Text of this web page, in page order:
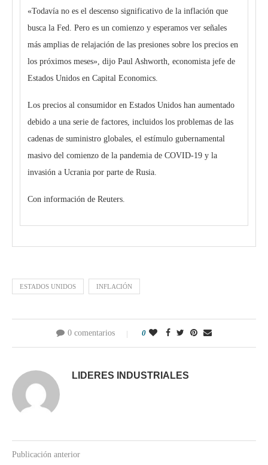
«Todavía no es el descenso significativo de la inflación que
busca la Fed. Pero es un comienzo y esperamos ver señales
más amplias de relajación de las presiones sobre los precios en
los próximos meses», dijo Paul Ashworth, economista jefe de
Estados Unidos en Capital Economics.
Los precios al consumidor en Estados Unidos han aumentado
debido a una serie de factores, incluidos los problemas de las
cadenas de suministro globales, el estímulo gubernamental
masivo del comienzo de la pandemia de COVID-19 y la
invasión a Ucrania por parte de Rusia.
Con información de Reuters.
ESTADOS UNIDOS INFLACIÓN
0 comentarios 0
LIDERES INDUSTRIALES
Publicación anterior